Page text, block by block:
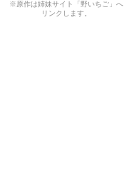
※原作は姉妹サイト「野いちご」へ
リンクします。